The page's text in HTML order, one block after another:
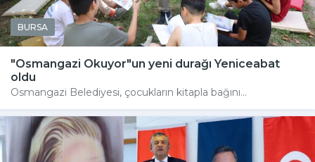
BURSA
"Osmangazi Okuyor"un yeni durağı Yeniceabat
oldu
Osmangazi Belediyesi, çocukların kitapla bağını...